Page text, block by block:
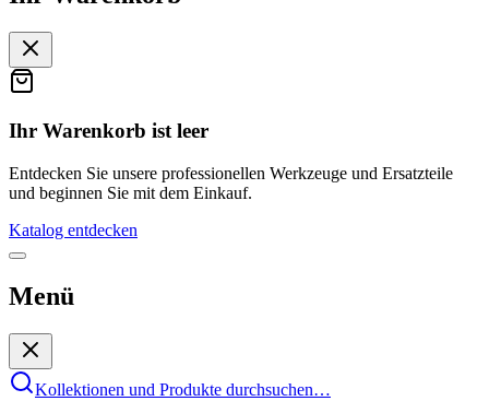
Ihr Warenkorb ist leer
Entdecken Sie unsere professionellen Werkzeuge und Ersatzteile
und beginnen Sie mit dem Einkauf.
Katalog entdecken
Menü
Kollektionen und Produkte durchsuchen…